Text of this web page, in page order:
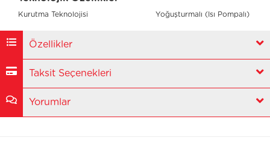
Kurutma Teknolojisi Yoğuşturmalı (Isı Pompalı)
Özellikler
Taksit Seçenekleri
Yorumlar